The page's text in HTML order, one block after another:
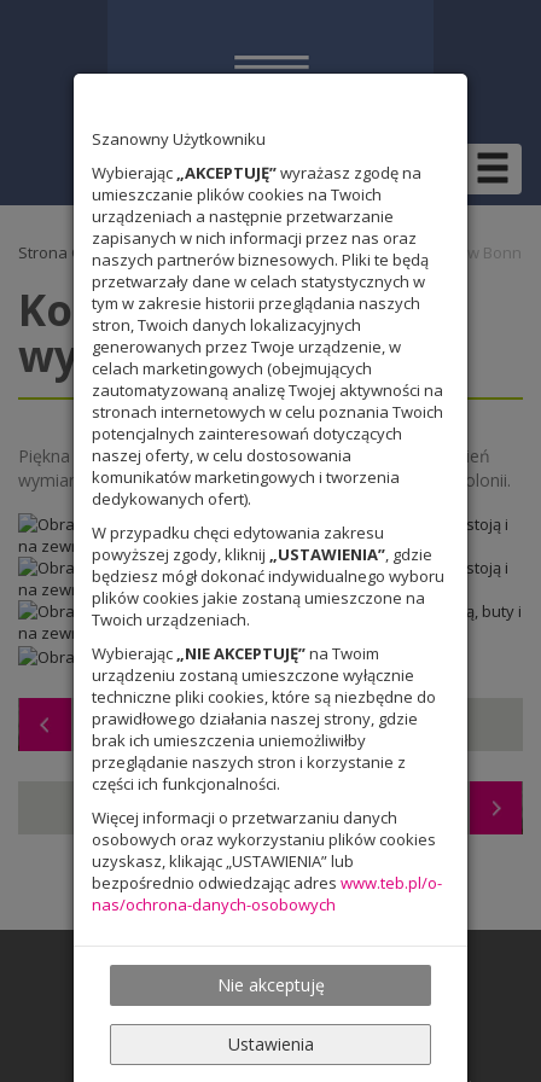
Szanowny Użytkowniku
Wybierając „AKCEPTUJĘ”wyrażasz zgodę na
umieszczanie plików cookies na Twoich
urządzeniach a następnie przetwarzanie
zapisanych w nich informacji przez nas oraz
naszych partnerów biznesowych. Pliki te będą
przetwarzały dane w celach statystycznych w
tym w zakresie historii przeglądania naszych
stron, Twoich danych lokalizacyjnych
generowanych przez Twoje urządzenie, w
celach marketingowych (obejmujących
zautomatyzowaną analizę Twojej aktywności na
stronach internetowych w celu poznania Twoich
potencjalnych zainteresowań dotyczących
naszej oferty, w celu dostosowania
komunikatów marketingowych i tworzenia
dedykowanych ofert).
W przypadku chęci edytowania zakresu
powyższej zgody, kliknij „USTAWIENIA”, gdzie
będziesz mógł dokonać indywidualnego wyboru
plików cookies jakie zostaną umieszczone na
Twoich urządzeniach.
Wybierając „NIE AKCEPTUJĘ”na Twoim
urządzeniu zostaną umieszczone wyłącznie
techniczne pliki cookies, które są niezbędne do
prawidłowego działania naszej strony, gdzie
brak ich umieszczenia uniemożliwiłby
przeglądanie naszych stron i korzystanie z
części ich funkcjonalności.
Więcej informacji o przetwarzaniu danych
osobowych oraz wykorzystaniu plików cookies
uzyskasz, klikając „USTAWIENIA” lub
bezpośrednio odwiedzając adres www.teb.pl/o-
nas/ochrona-danych-osobowych
Nie akceptuję
Ustawienia
Strona Główna»Bez kategorii» Kolejna relacja z wymiany w Bonn
Kolejna relacja z
wymiany w Bonn
Piękna jesienna pogoda i doskonałe nastroje. To piąty dzień
wymiany ze szkołą Marie -Kahle w Bonn. Wycieczka do Kolonii.
Kolejny dzień na wymianie w Bonn